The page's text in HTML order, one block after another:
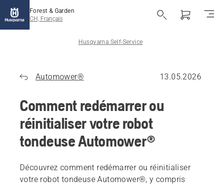
Forest & Garden
CH, Français
Husqvarna Self-Service
Automower® 13.05.2026
Comment redémarrer ou
réinitialiser votre robot
tondeuse Automower®
Découvrez comment redémarrer ou réinitialiser
votre robot tondeuse Automower®, y compris